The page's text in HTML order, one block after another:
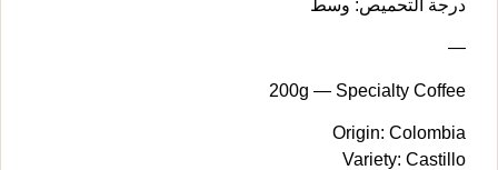
درجة التحميص: وسط
—
200g — Specialty Coffee
Origin: Colombia
Variety: Castillo